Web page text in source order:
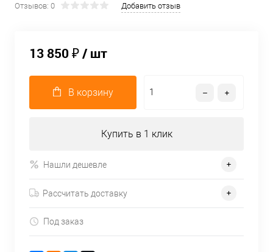
Отзывов: 0 Добавить отзыв
13 850 ₽/ шт
В корзину
Купить в 1 клик
Нашли дешевле
Рассчитать доставку
Под заказ